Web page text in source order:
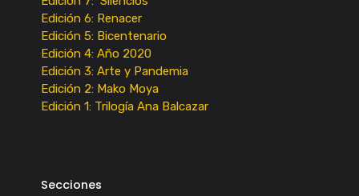
Edición 6: Renacer
Edición 5: Bicentenario
Edición 4: Año 2020
Edición 3: Arte y Pandemia
Edición 2: Mako Moya
Edición 1: Trilogía Ana Balcazar
Secciones